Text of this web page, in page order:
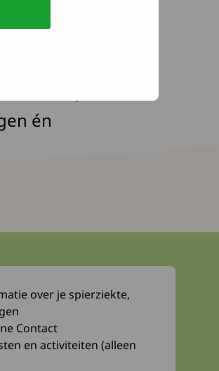
2024
én
Myocafé
Bibliotheek
over je spierziekte,
Contact
en activiteiten (alleen